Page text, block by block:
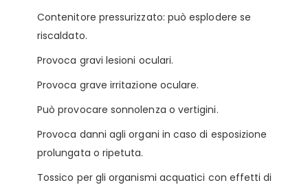
Contenitore pressurizzato: può esplodere se
riscaldato.
Provoca gravi lesioni oculari.
Provoca grave irritazione oculare.
Può provocare sonnolenza o vertigini.
Provoca danni agli organi in caso di esposizione
prolungata o ripetuta.
Tossico per gli organismi acquatici con effetti di